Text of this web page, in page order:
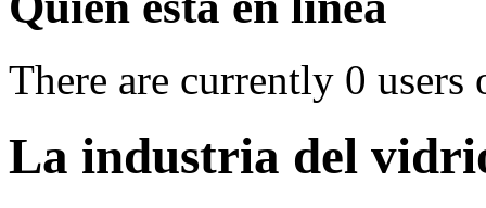
There are currently 0 users
La industria del